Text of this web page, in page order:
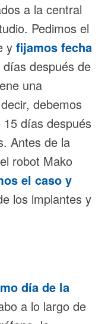
a la central
Pedimos el
y fijamos fecha
después de
una
debemos
días después
Antes de la
robot Mako
el caso y
los implantes y
día de la
a lo largo de